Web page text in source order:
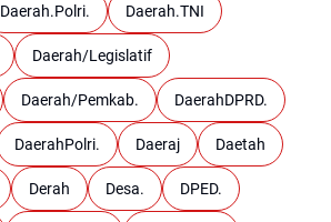
Daerah.Polri. Daerah.TNI
Daerah/Legislatif
Daerah/Pemkab. DaerahDPRD.
DaerahPolri. Daeraj Daetah
Derah Desa. DPED.